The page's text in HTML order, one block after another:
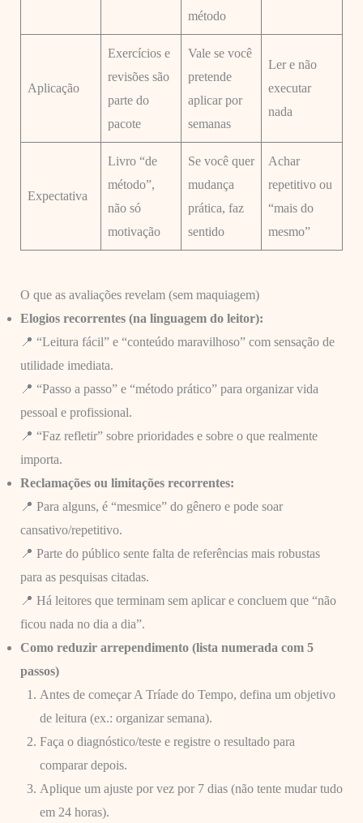
método
Aplicação
Exercícios e
revisões são
parte do
pacote
Vale se você
pretende
aplicar por
semanas
Ler e não
executar
nada
Expectativa
Livro “de
método”,
não só
motivação
Se você quer
mudança
prática, faz
sentido
Achar
repetitivo ou
“mais do
mesmo”
O que as avaliações revelam (sem maquiagem)
Elogios recorrentes (na linguagem do leitor):
📍 “Leitura fácil” e “conteúdo maravilhoso” com sensação de
utilidade imediata.
📍 “Passo a passo” e “método prático” para organizar vida
pessoal e profissional.
📍 “Faz refletir” sobre prioridades e sobre o que realmente
importa.
Reclamações ou limitações recorrentes:
📍 Para alguns, é “mesmice” do gênero e pode soar
cansativo/repetitivo.
📍 Parte do público sente falta de referências mais robustas
para as pesquisas citadas.
📍 Há leitores que terminam sem aplicar e concluem que “não
ficou nada no dia a dia”.
Como reduzir arrependimento (lista numerada com 5
passos)
Antes de começar A Tríade do Tempo, defina um objetivo
de leitura (ex.: organizar semana).
Faça o diagnóstico/teste e registre o resultado para
comparar depois.
Aplique um ajuste por vez por 7 dias (não tente mudar tudo
em 24 horas).